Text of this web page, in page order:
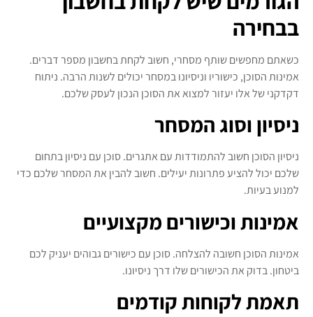
בבחירה
כשאתם מחפשים שותף מסחרי, חשוב לקחת בחשבון מספר דברים.
אמינות הסוכן, כישוריו וניסיונו במסחר יכולים לשנות הרבה. ניתוח
דקדקני של אלו יעזור למצוא את הסוכן הנכון לעסק שלכם.
ניסיון וסוג המסחר
ניסיון הסוכן חשוב להתמודדות עם אתגרים. סוכן עם ניסיון בתחום
שלכם יכול להציע פתרונות יעילים. חשוב להבין את המסחר שלכם כדי
למנוע בעיות.
אמינות וכישורים מקצועיים
אמינות הסוכן חשובה להצלחה. סוכן עם כישורים גבוהים יעניק לכם
ביטחון. בדוק את הכישורים שלו דרך ניסיונו.
תאמת לקוחות קודמים